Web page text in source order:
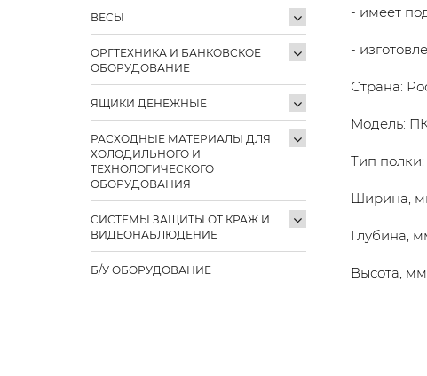
ВЕСЫ
ОРГТЕХНИКА И БАНКОВСКОЕ
ОБОРУДОВАНИЕ
ЯЩИКИ ДЕНЕЖНЫЕ
РАСХОДНЫЕ МАТЕРИАЛЫ ДЛЯ
ХОЛОДИЛЬНОГО И
ТЕХНОЛОГИЧЕСКОГО
ОБОРУДОВАНИЯ
СИСТЕМЫ ЗАЩИТЫ ОТ КРАЖ И
ВИДЕОНАБЛЮДЕНИЕ
Б/У ОБОРУДОВАНИЕ
- имеет
-
Страна:
Модель:
Тип
Ширина,
Глубина,
Высота,